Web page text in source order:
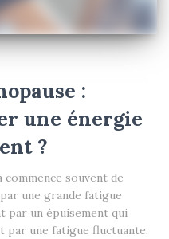
:
une énergie
?
souvent de
une grande fatigue
par un épuisement qui
par une fatigue fluctuante,